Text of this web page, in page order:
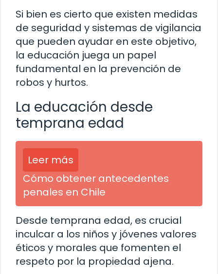
Si bien es cierto que existen medidas
de seguridad y sistemas de vigilancia
que pueden ayudar en este objetivo,
la educación juega un papel
fundamental en la prevención de
robos y hurtos.
La educación desde
temprana edad
Leer más
Cómo obtener antecedentes
penales en Chile
Desde temprana edad, es crucial
inculcar a los niños y jóvenes valores
éticos y morales que fomenten el
respeto por la propiedad ajena.